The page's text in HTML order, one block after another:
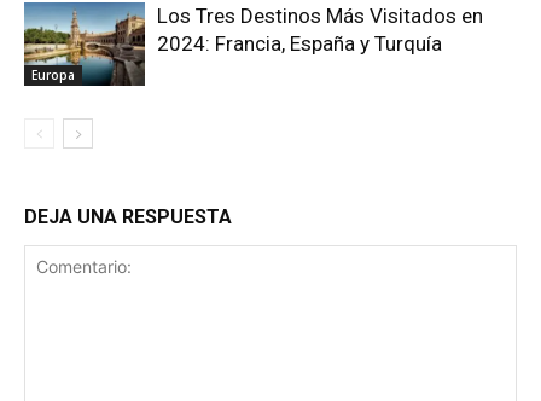
Europa
Los Tres Destinos Más Visitados en
2024: Francia, España y Turquía
DEJA UNA RESPUESTA